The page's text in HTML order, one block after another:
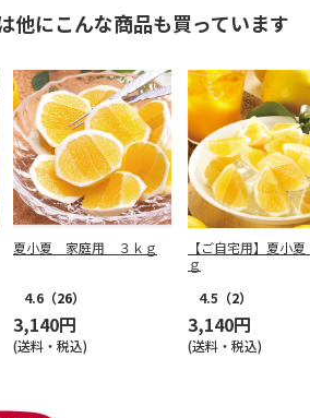
他にこんな商品も買っています
夏小夏 家庭用 ３ｋｇ
4.6 （26）
3,140円
(送料・税込)
【ご自宅用】夏小
ｇ
4.5 （2）
3,140円
(送料・税込)